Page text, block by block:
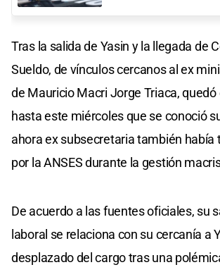
Tras la salida de Yasin y la llegada de
Sueldo, de vínculos cercanos al ex
de Mauricio Macri Jorge Triaca, quedó
hasta este miércoles que se conoció
ahora ex subsecretaria también había
por la ANSES durante la gestión
De acuerdo a las fuentes oficiales, su
laboral se relaciona con su cercanía a
desplazado del cargo tras una